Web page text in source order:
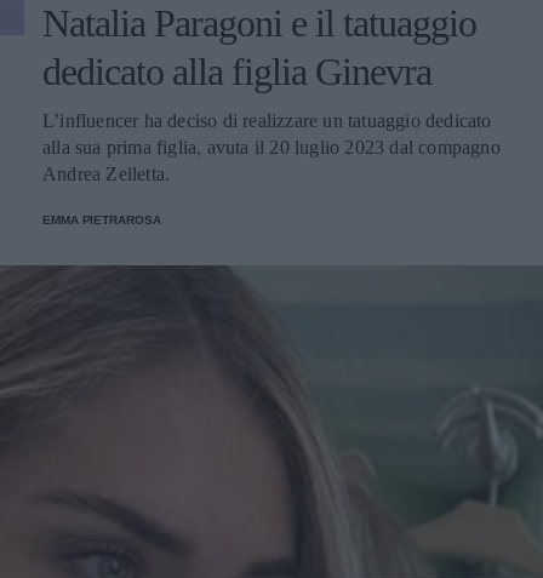
Natalia Paragoni e il tatuaggio
dedicato alla figlia Ginevra
L’influencer ha deciso di realizzare un tatuaggio dedicato
alla sua prima figlia, avuta il 20 luglio 2023 dal compagno
Andrea Zelletta.
EMMA PIETRAROSA